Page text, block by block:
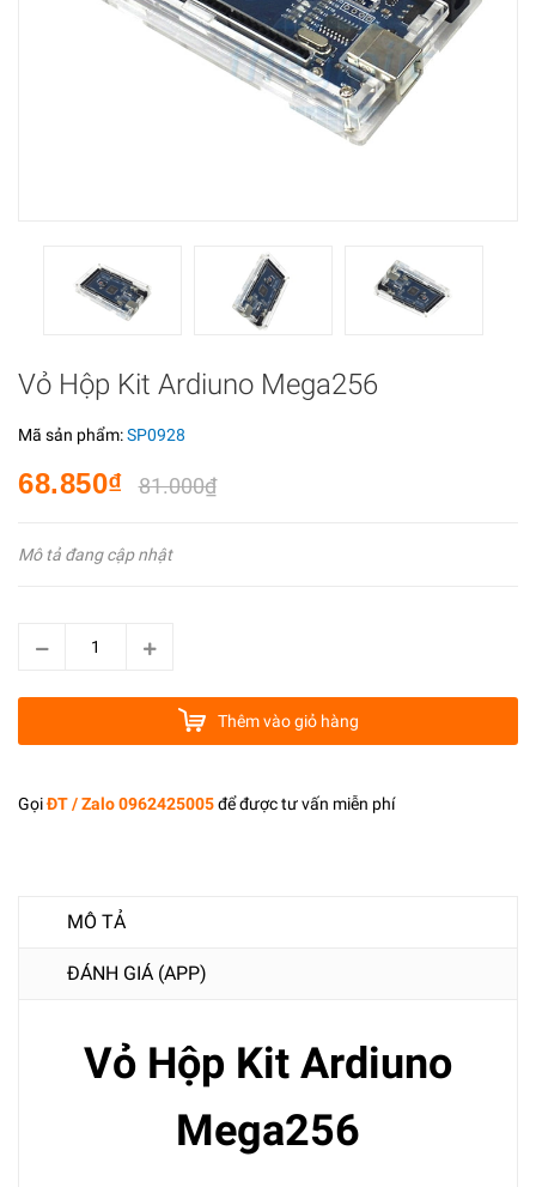
Vỏ Hộp Kit Ardiuno Mega256
Mã sản phẩm:SP0928
68.850₫ 81.000₫
Mô tả đang cập nhật
Thêm vào giỏ hàng
GọiĐT / Zalo 0962425005để được tư vấn miễn phí
MÔ TẢ
ĐÁNH GIÁ (APP)
Vỏ Hộp Kit Ardiuno
Mega256